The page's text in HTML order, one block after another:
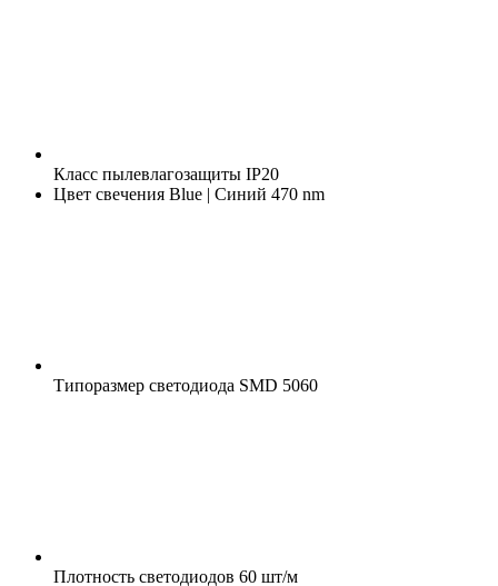
Класс пылевлагозащиты IP20
Цвет свечения Blue | Синий 470 nm
Типоразмер светодиода SMD 5060
Плотность светодиодов 60 шт/м